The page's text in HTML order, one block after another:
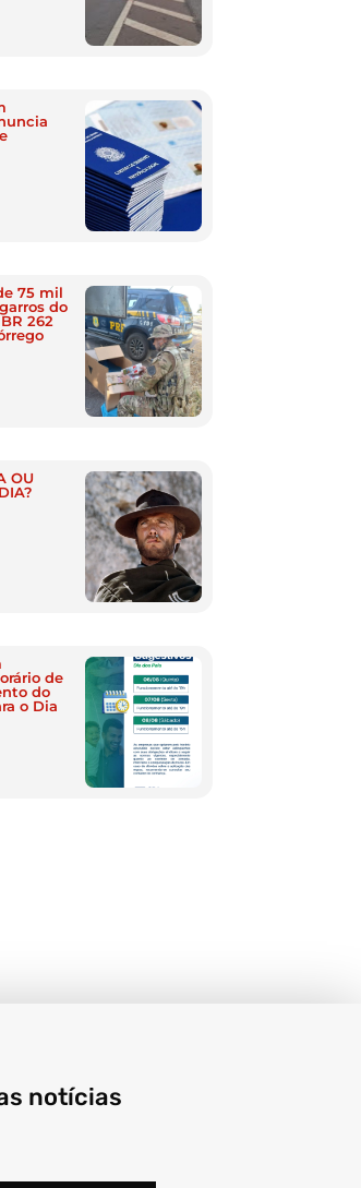
75 mil
do
262
OU
de
do
o Dia
notícias